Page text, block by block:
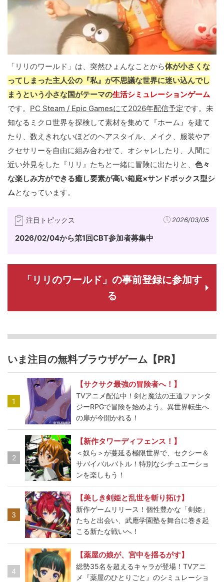
「リリのワールド」は、突然ひょんなことから体が小さくな
ってしまった主人公の『私』が不思議な世界に迷い込んでし
まうという小さな国がテーマの生活シミュレーションゲーム
です。 PC Steam / Epic Gamesにて2026年配信予定です。未
知なるミクロ世界を探検して素材を集めて『ホーム』を建て
たり、数えきれないほどのヘアスタイル、メイク、服装やア
クセサリーを自由に組み合わせて、オシャレしたり、人間に
近い外見をした『リリ』たちと一緒に冒険に出たりと、 色々
な楽しみ方ができる癒し要素が高い箱庭×サンドボックス型シ
ムとなっています。
注目トピックス 2026/03/05
2026/02/04から第1回CBT参加者募集中
「リリのワールド」の事前登録に参加す
る
いま注目の無料ブラウザゲーム【PR】
1
【サクサク最強の冒険者へ！】
TVアニメ配信中！剣と魔法の王道ファンタ
ジーRPGで冒険を始めよう。異世界転生へ
の扉が今開かれる！
2
【新作タワーディフェンス！】
＜奴ら＞が蔓延る極限世界で、セクシー＆
サバイバルバトル！特別なシチュエーショ
ンを楽しもう！
3
【美しき剣姫と乱世を斬り拓け】
新作ゲームリリース！個性豊かな「剣姫」
たちと出会い、武應学園塾を舞台に巻き起
こる新たな戦いへ！
4
【薬屋の娘が、宮中を揺るがす】
総勢35名を超えるキャラが登場！TVアニ
メ『薬屋のひとりごと』のシミュレーショ